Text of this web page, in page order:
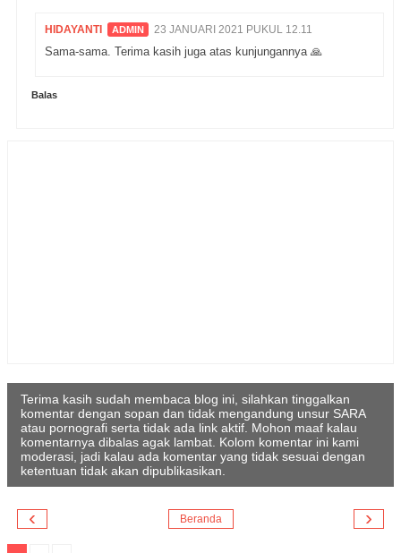
HIDAYANTI 23 JANUARI 2021 PUKUL 12.11
Sama-sama. Terima kasih juga atas kunjungannya 🙏
Balas
Terima kasih sudah membaca blog ini, silahkan tinggalkan
komentar dengan sopan dan tidak mengandung unsur SARA
atau pornografi serta tidak ada link aktif. Mohon maaf kalau
komentarnya dibalas agak lambat. Kolom komentar ini kami
moderasi, jadi kalau ada komentar yang tidak sesuai dengan
ketentuan tidak akan dipublikasikan.
‹ ›
Beranda